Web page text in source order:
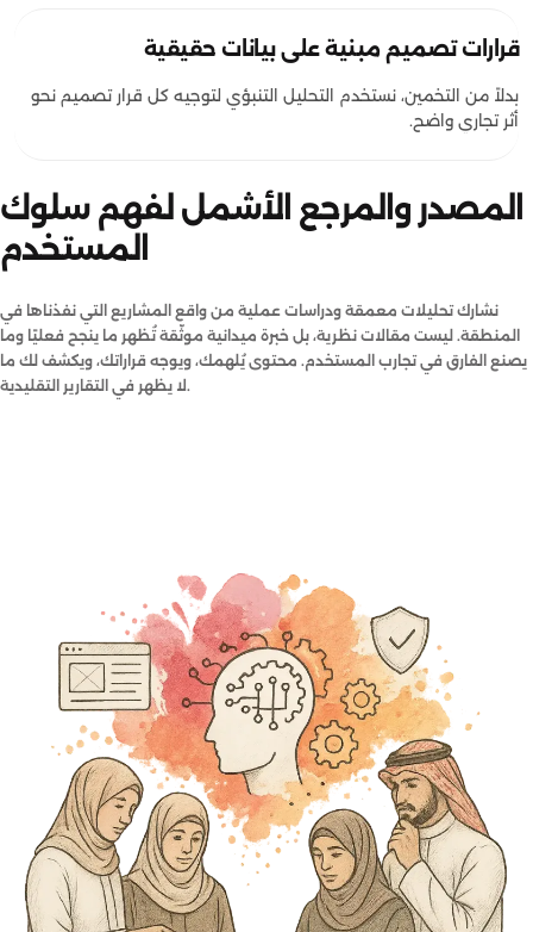
قرارات تصميم مبنية على بيانات حقيقية
بدلاً من التخمين، نستخدم التحليل التنبؤي لتوجيه كل قرار تصميم نحو
أثر تجاري واضح.
المصدر والمرجع الأشمل لفهم سلوك
المستخدم
نشارك تحليلات معمقة ودراسات عملية من واقع المشاريع التي نفذناها في
المنطقة. ليست مقالات نظرية، بل خبرة ميدانية موثّقة تُظهر ما ينجح فعليًا وما
يصنع الفارق في تجارب المستخدم. محتوى يُلهمك، ويوجه قراراتك، ويكشف لك ما
لا يظهر في التقارير التقليدية.